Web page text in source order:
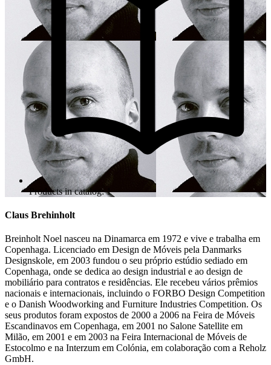
Products in catalog: 1
Claus Brehinholt
Breinholt Noel nasceu na Dinamarca em 1972 e vive e trabalha em
Copenhaga. Licenciado em Design de Móveis pela Danmarks
Designskole, em 2003 fundou o seu próprio estúdio sediado em
Copenhaga, onde se dedica ao design industrial e ao design de
mobiliário para contratos e residências. Ele recebeu vários prêmios
nacionais e internacionais, incluindo o FORBO Design Competition
e o Danish Woodworking and Furniture Industries Competition. Os
seus produtos foram expostos de 2000 a 2006 na Feira de Móveis
Escandinavos em Copenhaga, em 2001 no Salone Satellite em
Milão, em 2001 e em 2003 na Feira Internacional de Móveis de
Estocolmo e na Interzum em Colónia, em colaboração com a Reholz
GmbH.